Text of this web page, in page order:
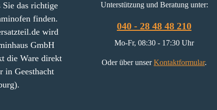
Sie das richtige
finden.
wird
GmbH
die Ware direkt
in Geesthacht
Unterstützung und Beratung unter:
040 - 28 48 48 210
Mo-Fr, 08:30 - 17:30 Uhr
Oder über unserKontaktformular.